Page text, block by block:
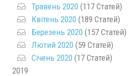
Травень 2020 (117 Статей)
Квітень 2020 (189 Статей)
Березень 2020 (157 Статей)
Лютий 2020 (59 Статей)
Січень 2020 (17 Статей)
2019